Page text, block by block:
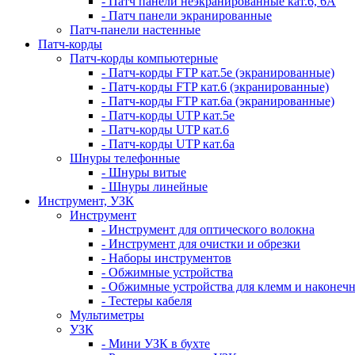
- Патч панели экранированные
Патч-панели настенные
Патч-корды
Патч-корды компьютерные
- Патч-корды FTP кат.5е (экранированные)
- Патч-корды FTP кат.6 (экранированные)
- Патч-корды FTP кат.6а (экранированные)
- Патч-корды UTP кат.5е
- Патч-корды UTP кат.6
- Патч-корды UTP кат.6а
Шнуры телефонные
- Шнуры витые
- Шнуры линейные
Инструмент, УЗК
Инструмент
- Инструмент для оптического волокна
- Инструмент для очистки и обрезки
- Наборы инструментов
- Обжимные устройства
- Обжимные устройства для клемм и
- Тестеры кабеля
Мультиметры
УЗК
- Мини УЗК в бухте